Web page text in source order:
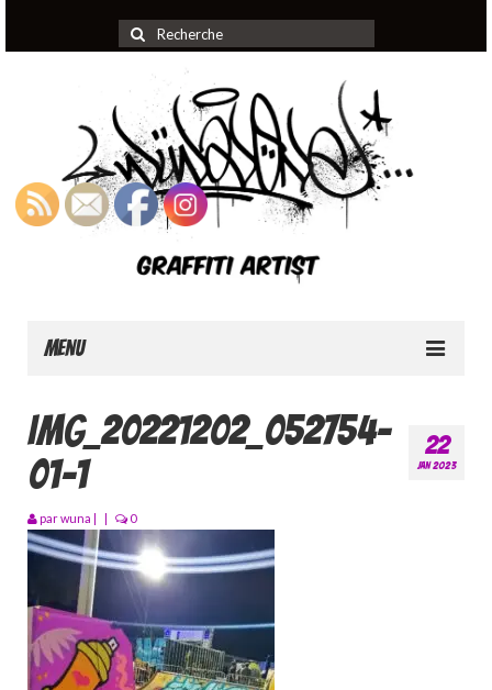
Rechercher
:
Menu
About
Walls
Collective walls
Decor
Custom Art
22
JAN 2023
IMG_20221202_052754-
01-1
parwuna | | 0